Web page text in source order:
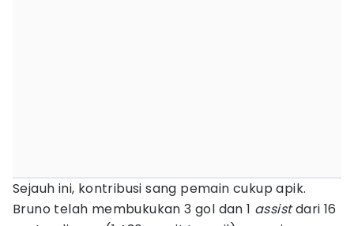
Sejauh ini, kontribusi sang pemain cukup apik.
Bruno telah membukukan 3 gol dan 1 assistdari 16